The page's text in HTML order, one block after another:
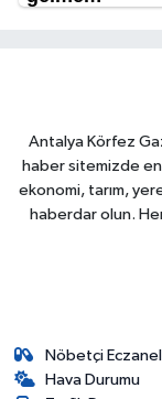
Antalya Körfez
haber sitemizde
ekonomi, tarım,
haberdar olun.
Nöbetçi
Hava Durumu